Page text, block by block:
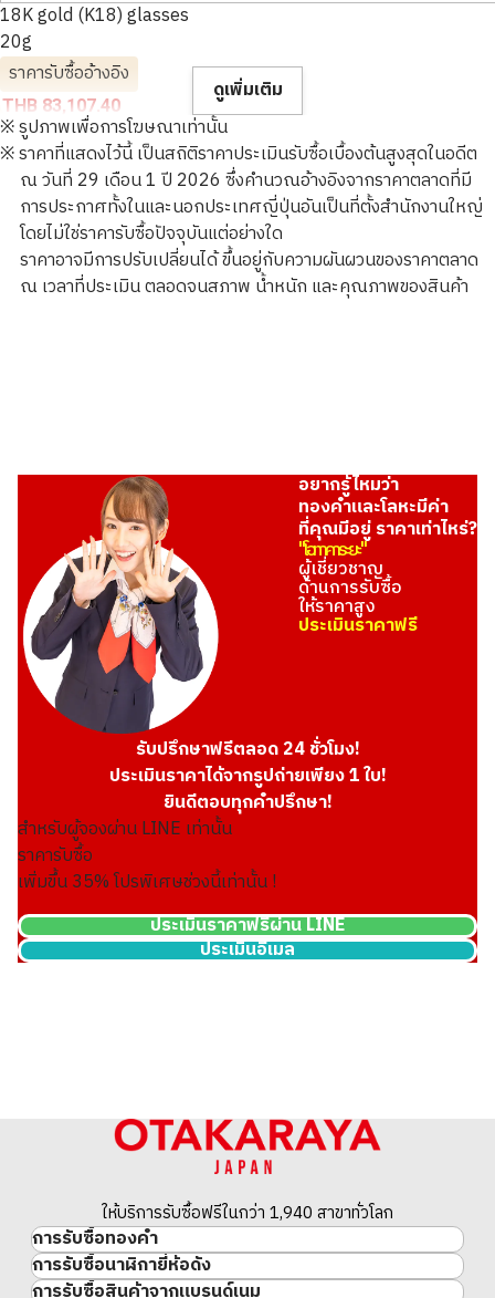
18K gold (K18) glasses
20g
ราคารับซื้ออ้างอิง
THB 83,107.40
ดูเพิ่มเติม
※ รูปภาพเพื่อการโฆษณาเท่านั้น
※ ราคาที่แสดงไว้นี้ เป็นสถิติราคาประเมินรับซื้อเบื้องต้นสูงสุดในอดีต
ณ วันที่ 29 เดือน 1 ปี 2026 ซึ่งคำนวณอ้างอิงจากราคาตลาดที่มี
การประกาศทั้งในและนอกประเทศญี่ปุ่นอันเป็นที่ตั้งสำนักงานใหญ่
โดยไม่ใช่ราคารับซื้อปัจจุบันแต่อย่างใด
ราคาอาจมีการปรับเปลี่ยนได้ ขึ้นอยู่กับความผันผวนของราคาตลาด
ณ เวลาที่ประเมิน ตลอดจนสภาพ น้ำหนัก และคุณภาพของสินค้า
อยากรู้ไหมว่า
ทองคำและโลหะมีค่า
ที่คุณมีอยู่ ราคาเท่าไหร่?
"โอทาคาระยะ"
ผู้เชี่ยวชาญ
ด้านการรับซื้อ
ให้ราคาสูง
ประเมินราคาฟรี
รับปรึกษาฟรีตลอด 24 ชั่วโมง!
ประเมินราคาได้จากรูปถ่ายเพียง 1 ใบ!
ยินดีตอบทุกคำปรึกษา!
สำหรับผู้จองผ่าน LINE เท่านั้น
ราคารับซื้อ
เพิ่มขึ้น35% โปรพิเศษช่วงนี้เท่านั้น !
ประเมินราคาฟรีผ่าน LINE
ประเมินอีเมล
ให้บริการรับซื้อฟรีในกว่า 1,940 สาขาทั่วโลก
การรับซื้อทองคำ
ทองคำ
การรับซื้อนาฬิกายี่ห้อดัง
นาฬิกาแบรนด์เนม
การรับซื้อสินค้าจากแบรนด์เนม